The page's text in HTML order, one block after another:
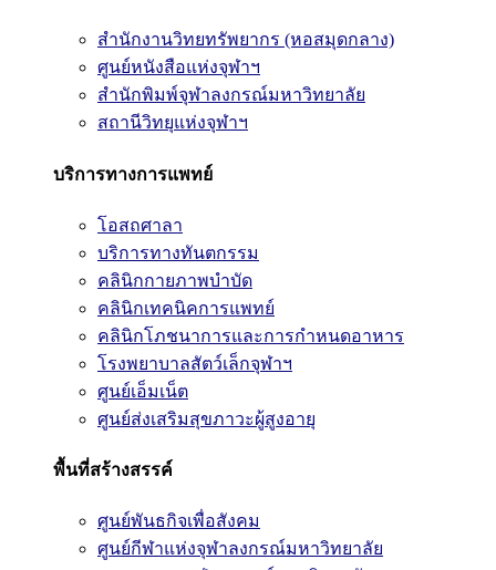
สำนักงานวิทยทรัพยากร (หอสมุดกลาง)
ศูนย์หนังสือแห่งจุฬาฯ
สำนักพิมพ์จุฬาลงกรณ์มหาวิทยาลัย
สถานีวิทยุแห่งจุฬาฯ
บริการทางการแพทย์
โอสถศาลา
บริการทางทันตกรรม
คลินิกกายภาพบำบัด
คลินิกเทคนิคการแพทย์
คลินิกโภชนาการและการกำหนดอาหาร
โรงพยาบาลสัตว์เล็กจุฬาฯ
ศูนย์เอ็มเน็ต
ศูนย์ส่งเสริมสุขภาวะผู้สูงอายุ
พื้นที่สร้างสรรค์
ศูนย์พันธกิจเพื่อสังคม
ศูนย์กีฬาแห่งจุฬาลงกรณ์มหาวิทยาลัย